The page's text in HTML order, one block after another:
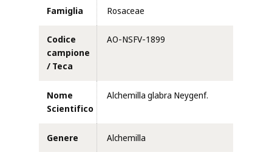
Famiglia Rosaceae
Codice
campione
/ Teca
AO-NSFV-1899
Nome
Scientifico
Alchemilla glabra Neygenf.
Genere Alchemilla